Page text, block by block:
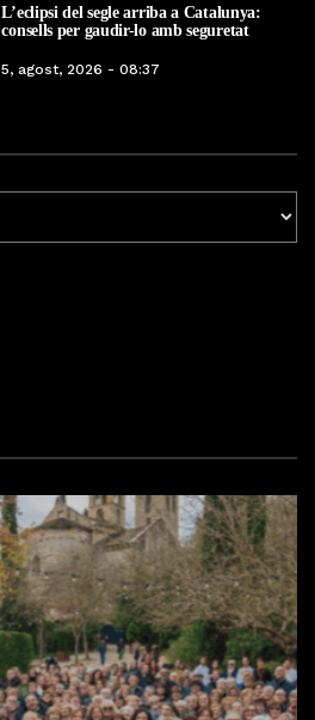
L’eclipsi del segle arriba a Catalunya:
consells per gaudir-lo amb seguretat
5, agost, 2026 - 08:37